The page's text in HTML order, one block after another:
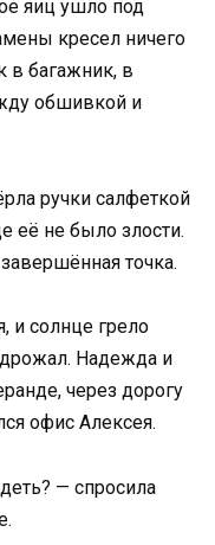
яиц ушло под
кресел ничего
в багажник, в
обшивкой и
ручки салфеткой
её не было злости.
точка.
и солнце грело
дрожал. Надежда и
через дорогу
офис Алексея.
— спросила